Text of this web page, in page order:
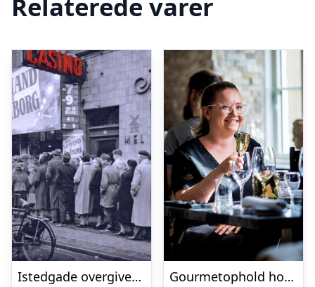
Istedgade overgiver sig aldrig med TYRA Byvandringer
Gourmetophold hos Fladbro Kro